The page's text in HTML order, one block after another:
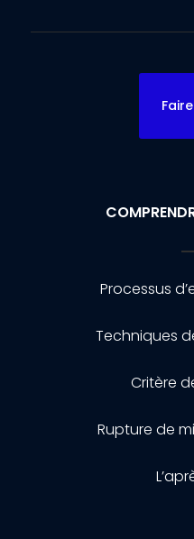
Processus
Techniques
Critère
Rupture de